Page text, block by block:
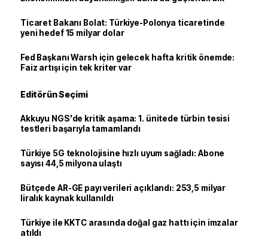
Ticaret Bakanı Bolat: Türkiye-Polonya ticaretinde
yeni hedef 15 milyar dolar
Fed Başkanı Warsh için gelecek hafta kritik önemde:
Faiz artışı için tek kriter var
Editörün Seçimi
Akkuyu NGS'de kritik aşama: 1. ünitede türbin tesisi
testleri başarıyla tamamlandı
Türkiye 5G teknolojisine hızlı uyum sağladı: Abone
sayısı 44,5 milyona ulaştı
Bütçede AR-GE payı verileri açıklandı: 253,5 milyar
liralık kaynak kullanıldı
Türkiye ile KKTC arasında doğal gaz hattı için imzalar
atıldı